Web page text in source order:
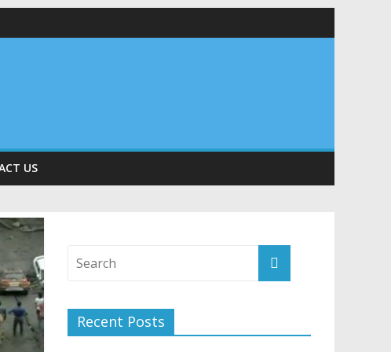
बंद सड़कों को शीघ्र खोला जाए, लोगों को न हो दिक्कत
US
Recent Posts